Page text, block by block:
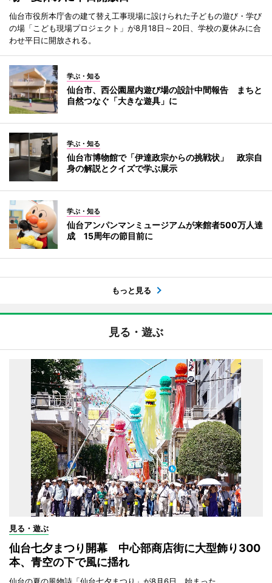
仙台市役所本庁舎の建て替え工事現場に設けられた子どもの遊び・学び
の場「こども現場プロジェクト」が8月18日～20日、学校の夏休みに合
わせ平日に開放される。
学ぶ・知る
仙台市、西公園屋内遊び場の設計中間報告 まちと
自然つなぐ「大きな遊具」に
学ぶ・知る
仙台市博物館で「伊達政宗からの挑戦状」 政宗自
身の解説とクイズで学ぶ展示
学ぶ・知る
仙台アンパンマンミュージアムが来館者500万人達
成 15周年の節目前に
もっと見る
見る・遊ぶ
見る・遊ぶ
仙台七夕まつり開幕 中心部商店街に大型飾り300
本、青空の下で風に揺れ